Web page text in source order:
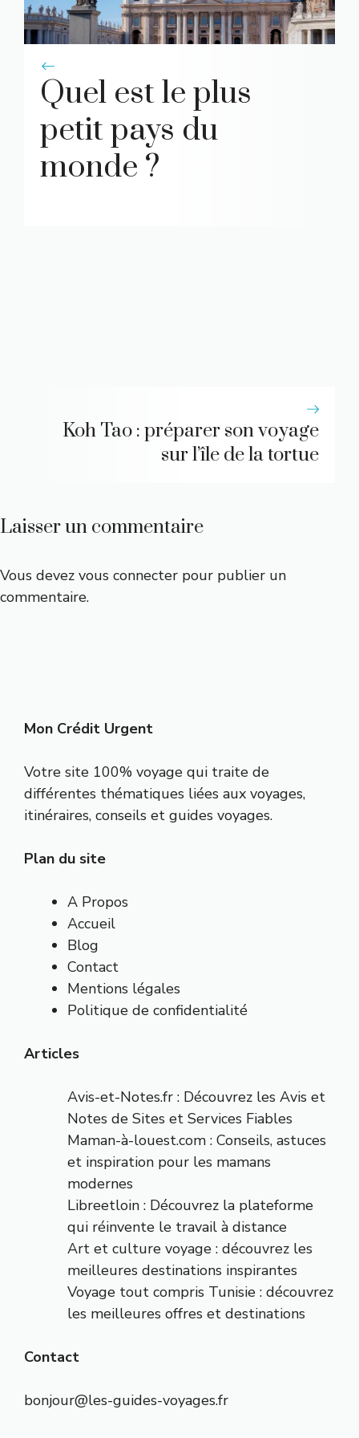
!
Quel est le plus
petit pays du
monde ?
Koh Tao : préparer son voyage
sur l’île de la tortue
Laisser un commentaire
Vous devez vous connecter pour publier un
commentaire.
Mon Crédit Urgent
Votre site 100% voyage qui traite de
différentes thématiques liées aux voyages,
itinéraires, conseils et guides voyages.
Plan du site
A Propos
Accueil
Blog
Contact
Mentions légales
Politique de confidentialité
Articles
Avis-et-Notes.fr : Découvrez les Avis et
Notes de Sites et Services Fiables
Maman-à-louest.com : Conseils, astuces
et inspiration pour les mamans
modernes
Libreetloin : Découvrez la plateforme
qui réinvente le travail à distance
Art et culture voyage : découvrez les
meilleures destinations inspirantes
Voyage tout compris Tunisie : découvrez
les meilleures offres et destinations
Contact
bonjour@les-guides-voyages.fr